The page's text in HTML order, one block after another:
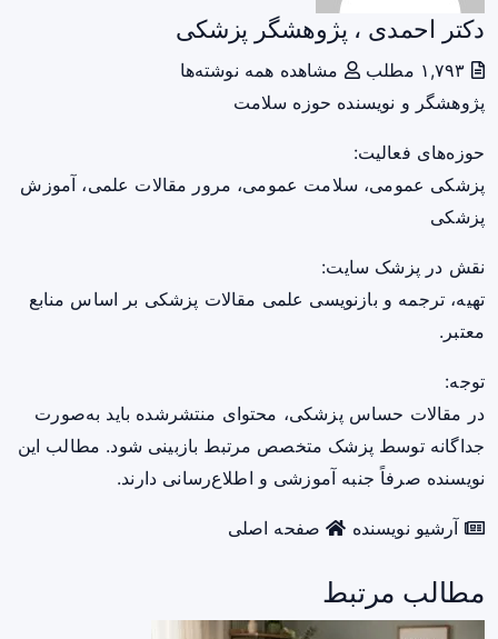
دکتر احمدی ، پژوهشگر پزشکی
مشاهده همه نوشته‌ها
پژوهشگر و نویسنده حوزه سلامت
حوزه‌های فعالیت:
پزشکی عمومی، سلامت عمومی، مرور مقالات علمی، آموزش
پزشکی
نقش در پزشک سایت:
تهیه، ترجمه و بازنویسی علمی مقالات پزشکی بر اساس منابع
معتبر.
توجه:
در مقالات حساس پزشکی، محتوای منتشرشده باید به‌صورت
جداگانه توسط پزشک متخصص مرتبط بازبینی شود. مطالب این
نویسنده صرفاً جنبه آموزشی و اطلاع‌رسانی دارند.
آرشیو نویسنده صفحه اصلی
مطالب مرتبط